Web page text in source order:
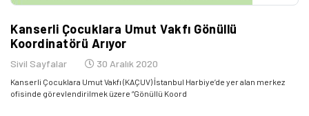
Kanserli Çocuklara Umut Vakfı Gönüllü
Koordinatörü Arıyor
Sivil Sayfalar 30 Aralık 2020
Kanserli Çocuklara Umut Vakfı (KAÇUV) İstanbul Harbiye’de yer alan merkez
ofisinde görevlendirilmek üzere “Gönüllü Koord